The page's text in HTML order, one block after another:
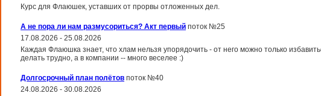
Курс для Флаюшек, уставших от прорвы отложенных дел.
А не пора ли нам размусориться? Акт первый поток №25
17.08.2026 - 25.08.2026
Каждая Флаюшка знает, что хлам нельзя упорядочить - от него можно только
делать трудно, а в компании -- много веселее :)
Долгосрочный план полётов поток №40
24.08.2026 - 30.08.2026